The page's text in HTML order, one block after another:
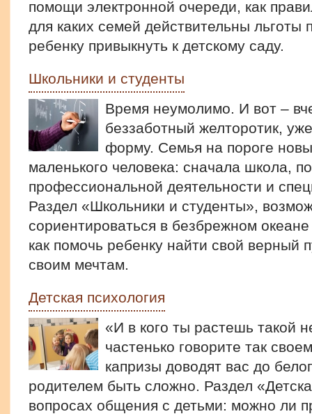
помощи электронной очереди, как
для каких семей действительны льготы
ребенку привыкнуть к детскому саду.
Школьники и студенты
Время неумолимо. И вот –
беззаботный желторотик,
форму. Семья на пороге
маленького человека: сначала школа,
профессиональной деятельности и
Раздел «Школьники и студенты»,
сориентироваться в безбрежном
как помочь ребенку найти свой верный
своим мечтам.
Детская психология
«И в кого ты растешь такой
частенько говорите так
капризы доводят вас до
родителем быть сложно. Раздел
вопросах общения с детьми: можно ли